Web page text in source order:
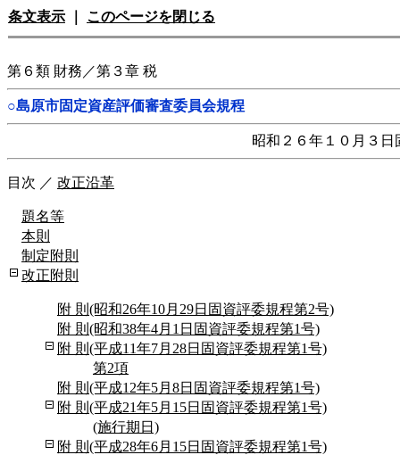
条文表示 このページを閉じる
第６類 財務／第３章 税
○島原市固定資産評価審査委員会規程
昭和２６年１０月３
目次 ／ 改正沿革
題名等
本則
制定附則
改正附則
附 則(昭和26年10月29日固資評委規程第2号)
附 則(昭和38年4月1日固資評委規程第1号)
附 則(平成11年7月28日固資評委規程第1号)
第2項
附 則(平成12年5月8日固資評委規程第1号)
附 則(平成21年5月15日固資評委規程第1号)
(施行期日)
附 則(平成28年6月15日固資評委規程第1号)